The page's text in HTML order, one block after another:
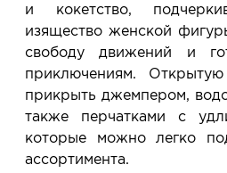
и кокетство,
изящество женской
свободу движений и
приключениям.
прикрыть джемпером,
также перчатками с
которые можно легко
ассортимента.